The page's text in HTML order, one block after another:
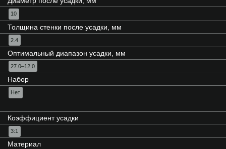
10
Толщина стенки после усадки, мм
2.4
Оптимальный диапазон усадки, мм
27.0–12.0
Набор
Нет
Коэффициент усадки
3:1
Материал